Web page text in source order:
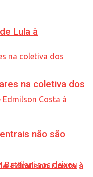
Lula à
Edmilson Costa à
na coletiva dos
não são